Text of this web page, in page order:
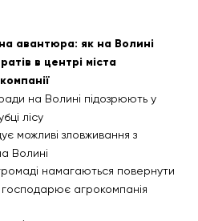
авантюра: як на Волині
в центрі міста
на Волині підозрюють у
лісу
можливі зловживання з
Волині
намагаються повернути
господарює агрокомпанія